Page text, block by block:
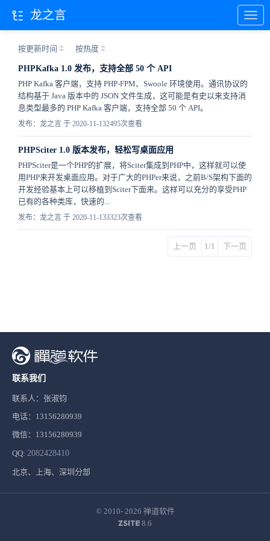
按更新时间 按热度
PHPKafka 1.0 发布，支持全部 50 个 API
PHP Kafka 客户端，支持 PHP-FPM、Swoole 环境使用。通讯协议的
结构基于 Java 版本中的 JSON 文件生成，这可能是有史以来支持消
息类型最多的 PHP Kafka 客户端，支持全部 50 个 API。
发布：龙之言 于 2020-11-132495次查看
PHPSciter 1.0 版本发布，轻松写桌面应用
PHPSciter是一个PHP的扩展，将Sciter集成到PHP中，这样就可以使
用PHP来开发桌面应用。对于广大的PHPer来说，之前B/S架构下面的
开发经验基本上可以移植到Sciter下面来。这样可以充分的享受PHP
已有的各种类库，快速的...
发布：龙之言 于 2020-11-133323次查看
上一页 1/1 下一页
龙之言
联系我们
联系人：张淑钧
电话：13156280939
微信：13156280939
QQ: 2082428410
北京、上海、深圳分部
© 2010- 2026 禅道软件
8.6